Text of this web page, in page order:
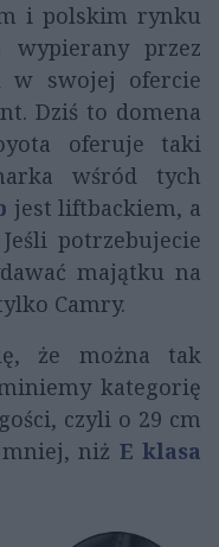
i polskim rynku
wypierany przez
w swojej ofercie
Dziś to domena
oferuje taki
wśród tych
jest liftbackiem, a
potrzebujecie
majątku na
Camry.
że można tak
kategorię
czyli o 29 cm
niż E klasa